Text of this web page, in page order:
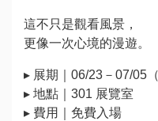
這不只是觀看風景，
更像一次心境的漫遊。
▸ 展期｜06/23－07/05
▸ 地點｜301 展覽室
▸ 費用｜免費入場